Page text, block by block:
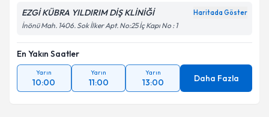
EZGİ KÜBRA YILDIRIM DİŞ KLİNİĞİ Haritada Göster
İnönü Mah. 1406. Sok İlker Apt. No:25 İç Kapı No : 1
En Yakın Saatler
Yarın
10:00
Yarın
11:00
Yarın
13:00 Daha Fazla